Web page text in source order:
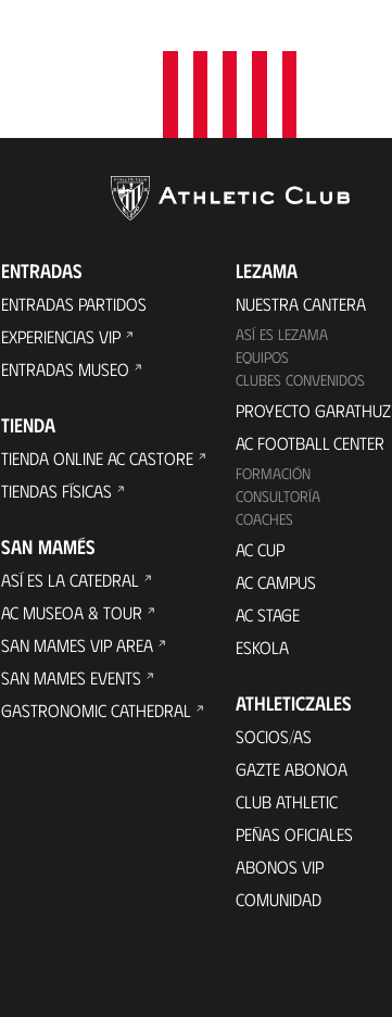
ENTRADAS
ENTRADAS PARTIDOS
EXPERIENCIAS VIP
ENTRADAS MUSEO
TIENDA
TIENDA ONLINE AC CASTORE
TIENDAS FÍSICAS
SAN MAMÉS
ASÍ ES LA CATEDRAL
AC MUSEOA & TOUR
SAN MAMES VIP AREA
SAN MAMES EVENTS
GASTRONOMIC CATHEDRAL
LEZAMA
NUESTRA CANTERA
ASÍ ES LEZAMA
EQUIPOS
CLUBES CONVENIDOS
PROYECTO GARATHUZ
AC FOOTBALL CENTER
FORMACIÓN
CONSULTORÍA
COACHES
AC CUP
AC CAMPUS
AC STAGE
ESKOLA
ATHLETICZALES
SOCIOS/AS
GAZTE ABONOA
CLUB ATHLETIC
PEÑAS OFICIALES
ABONOS VIP
COMUNIDAD